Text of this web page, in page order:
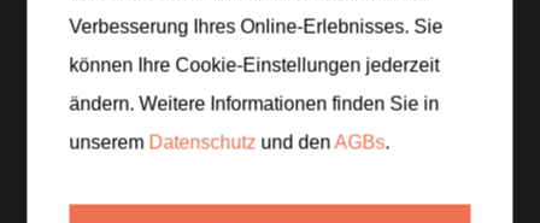
Zubereitung
Schritt 1/4
Heize den Backofen auf200 °COber-/Unterhitze vor.
Knoblauchzehe ab und lege die Scheiben auf ein
Verbesserung Ihres Online-Erlebnisses. Sie
können Ihre Cookie-Einstellungen jederzeit
ändern. Weitere Informationen finden Sie in
unserem Datenschutz und denAGBs.